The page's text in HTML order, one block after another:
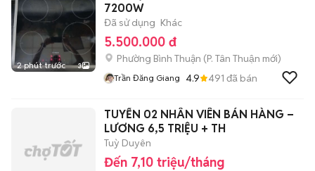
2 phút trước 3
7200W
Đã sử dụng Khác
5.500.000 đ
Phường Bình Thuận (P. Tân Thuận mới)
Trần Đăng Giang 4.9 491 đã bán
TUYỂN 02 NHÂN VIÊN BÁN HÀNG –
LƯƠNG 6,5 TRIỆU + TH
Tuỳ Duyên
Đến 7,10 triệu/tháng